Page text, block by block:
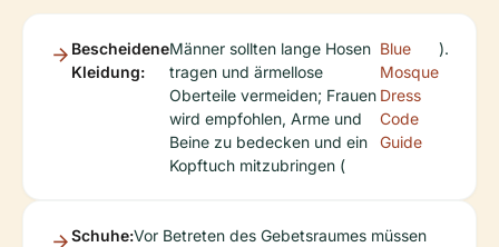
Bescheidene
Kleidung:
Männer sollten lange Hosen
tragen und ärmellose
Oberteile vermeiden; Frauen
wird empfohlen, Arme und
Beine zu bedecken und ein
Kopftuch mitzubringen (
Blue
Mosque
Dress
Code
Guide
).
Schuhe:Vor Betreten des Gebetsraumes müssen